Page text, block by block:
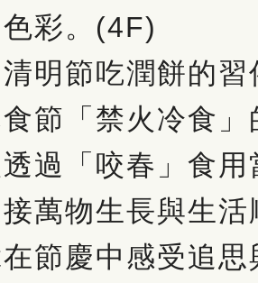
色彩。(4F)
節吃潤餅的習
節「禁火冷食
過「咬春」食
萬物生長與生
節慶中感受追